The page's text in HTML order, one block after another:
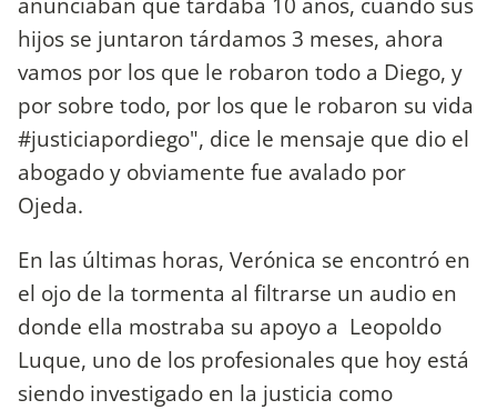
hijos se juntaron tárdamos 3 meses, ahora
vamos por los que le robaron todo a Diego, y
por sobre todo, por los que le robaron su vida
#justiciapordiego", dice le mensaje que dio el
abogado y obviamente fue avalado por
Ojeda.
En las últimas horas, Verónica se encontró en
el ojo de la tormenta al filtrarse un audio en
donde ella mostraba su apoyo a Leopoldo
Luque, uno de los profesionales que hoy está
siendo investigado en la justicia como